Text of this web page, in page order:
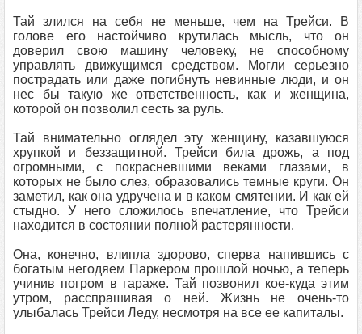
Тай злился на себя не меньше, чем на Трейси. В
голове его настойчиво крутилась мысль, что он
доверил свою машину человеку, не способному
управлять движущимся средством. Могли серьезно
пострадать или даже погибнуть невинные люди, и он
нес бы такую же ответственность, как и женщина,
которой он позволил сесть за руль.
Тай внимательно оглядел эту женщину, казавшуюся
хрупкой и беззащитной. Трейси била дрожь, а под
огромными, с покрасневшими веками глазами, в
которых не было слез, образовались темные круги. Он
заметил, как она удручена и в каком смятении. И как ей
стыдно. У него сложилось впечатление, что Трейси
находится в состоянии полной растерянности.
Она, конечно, влипла здорово, сперва напившись с
богатым негодяем Паркером прошлой ночью, а теперь
учинив погром в гараже. Тай позвонил кое-куда этим
утром, расспрашивая о ней. Жизнь не очень-то
улыбалась Трейси Леду, несмотря на все ее капиталы.